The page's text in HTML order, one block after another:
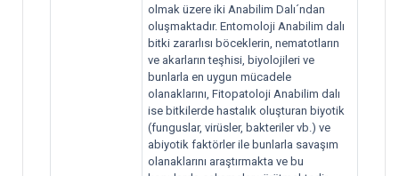
olmak üzere iki Anabilim Dalı´ndan
oluşmaktadır. Entomoloji Anabilim dalı
bitki zararlısı böceklerin, nematotların
ve akarların teşhisi, biyolojileri ve
bunlarla en uygun mücadele
olanaklarını, Fitopatoloji Anabilim dalı
ise bitkilerde hastalık oluşturan biyotik
(funguslar, virüsler, bakteriler vb.) ve
abiyotik faktörler ile bunlarla savaşım
olanaklarını araştırmakta ve bu